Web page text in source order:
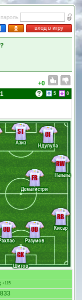
пароль
вход в игру
+0
5 0
Шитов
Разумов
Кисар
Демагистри
Панапа
Азиз Ндулула
GK
CD
CD
RB
FR
RW
ST CF
+115